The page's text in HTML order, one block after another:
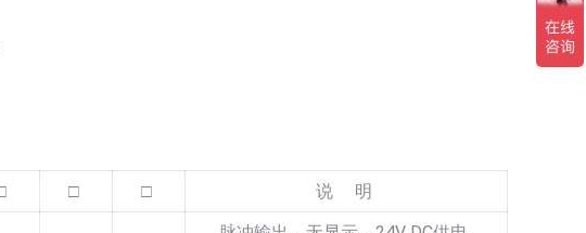
□ □ 说 明